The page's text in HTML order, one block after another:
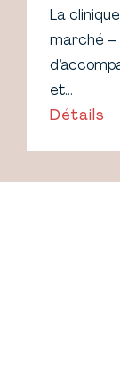
La
marché –
et…
Détails